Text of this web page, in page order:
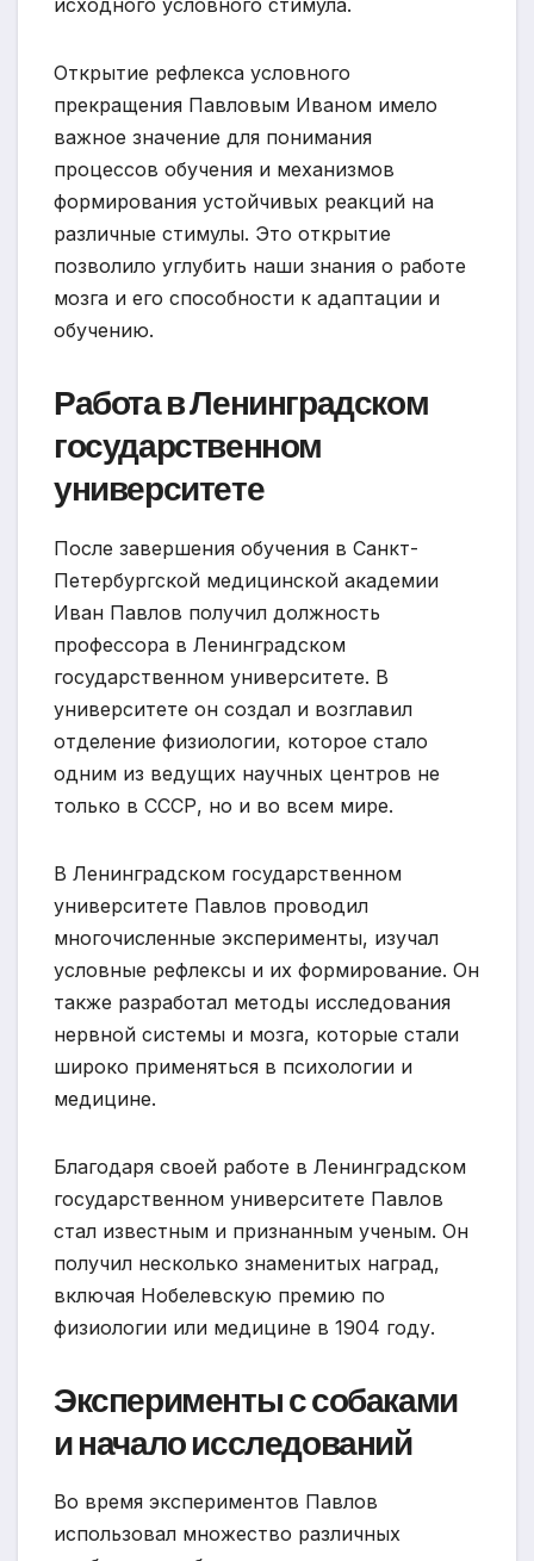
Открытие рефлекса условного
прекращения Павловым Иваном имело
важное значение для понимания
процессов обучения и механизмов
формирования устойчивых реакций на
различные стимулы. Это открытие
позволило углубить наши знания о работе
мозга и его способности к адаптации и
обучению.
Работа в Ленинградском
государственном
университете
После завершения обучения в Санкт-
Петербургской медицинской академии
Иван Павлов получил должность
профессора в Ленинградском
государственном университете. В
университете он создал и возглавил
отделение физиологии, которое стало
одним из ведущих научных центров не
только в СССР, но и во всем мире.
В Ленинградском государственном
университете Павлов проводил
многочисленные эксперименты, изучал
условные рефлексы и их формирование. Он
также разработал методы исследования
нервной системы и мозга, которые стали
широко применяться в психологии и
медицине.
Благодаря своей работе в Ленинградском
государственном университете Павлов
стал известным и признанным ученым. Он
получил несколько знаменитых наград,
включая Нобелевскую премию по
физиологии или медицине в 1904 году.
Эксперименты с собаками
и начало исследований
Во время экспериментов Павлов
использовал множество различных